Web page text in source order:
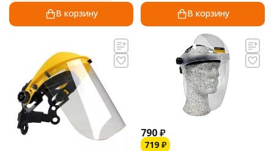
В корзину В корзину
790₽
719 ₽